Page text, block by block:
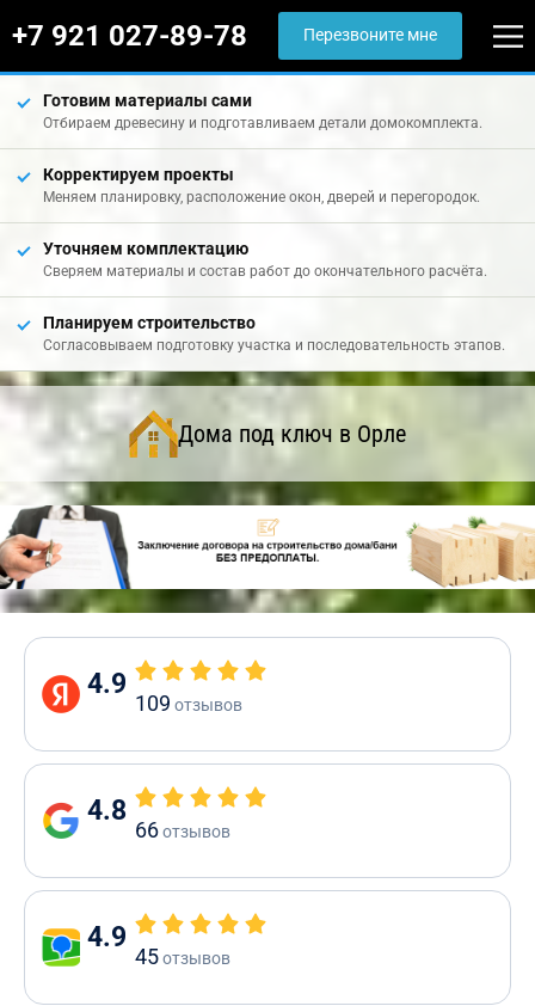
+7 921 027-89-78 Перезвоните мне
Готовим материалы сами
Отбираем древесину и подготавливаем детали домокомплекта.
Корректируем проекты
Меняем планировку, расположение окон, дверей и перегородок.
Уточняем комплектацию
Сверяем материалы и состав работ до окончательного расчёта.
Планируем строительство
Согласовываем подготовку участка и последовательность этапов.
Дома под ключ в Орле
4.9
109 отзывов
4.8
66отзывов
4.9
45отзывов